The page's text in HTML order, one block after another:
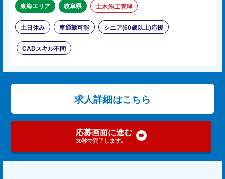
東海エリア 岐阜県 土木施工管理
土日休み 車通勤可能 シニア(60歳以上)応援
CADスキル不問
求人詳細はこちら
応募画面に進む
30秒で完了します。